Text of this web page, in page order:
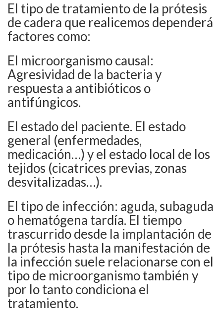
El tipo de tratamiento de la prótesis
de cadera que realicemos dependerá
factores como:
El microorganismo causal:
Agresividad de la bacteria y
respuesta a antibióticos o
antifúngicos.
El estado del paciente. El estado
general (enfermedades,
medicación…) y el estado local de los
tejidos (cicatrices previas, zonas
desvitalizadas…).
El tipo de infección: aguda, subaguda
o hematógena tardía. El tiempo
trascurrido desde la implantación de
la prótesis hasta la manifestación de
la infección suele relacionarse con el
tipo de microorganismo también y
por lo tanto condiciona el
tratamiento.